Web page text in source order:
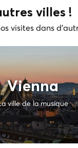
villes !
visites dans
Vienna
ville de la musique